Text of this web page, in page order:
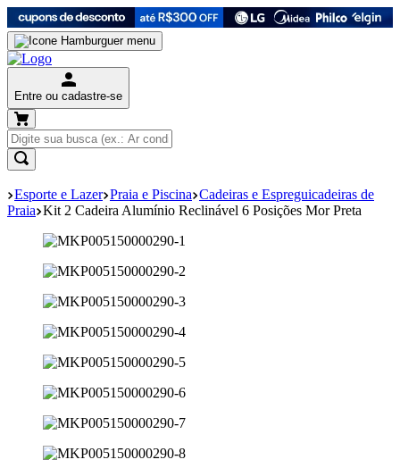
Entre ou cadastre-se
Esporte e Lazer Praia e Piscina Cadeiras e Espreguicadeiras de
Praia Kit 2 Cadeira Alumínio Reclinável 6 Posições Mor Preta